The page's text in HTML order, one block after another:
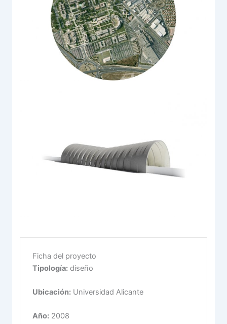
Ficha del proyecto
Tipología:diseño
Ubicación:Universidad Alicante
Año:2008